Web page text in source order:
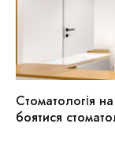
Стоматологія
боятися